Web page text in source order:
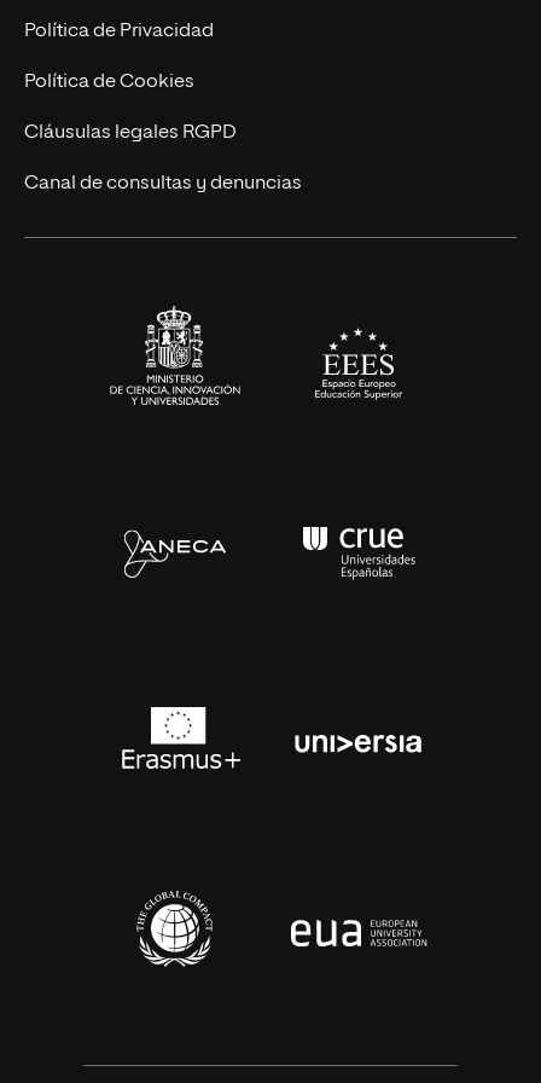
Postgrados
Cursos Universitarios
Trabaja en UNIR
Actualidad
UNIR Revista
Eventos
Política de Privacidad
Política de Cookies
Cláusulas legales RGPD
Canal de consultas y denuncias